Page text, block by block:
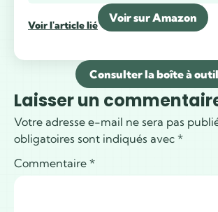
Voir l'article lié
Voir sur Amazon
Consulter la boîte à
Laisser un
Votre adresse e-mail ne sera pas
obligatoires sont indiqués avec *
Commentaire *